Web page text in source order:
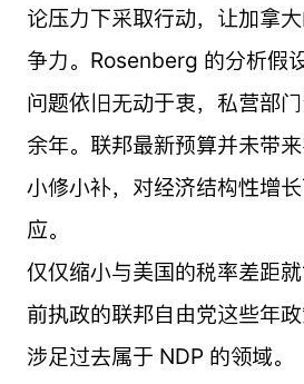
论压力下采取行动，让加拿
争力。Rosenberg 的分析假
问题依旧无动于衷，私营部
余年。联邦最新预算并未带
小修小补，对经济结构性增
应。
仅仅缩小与美国的税率差距
前执政的联邦自由党这些年
涉足过去属于 NDP 的领域。